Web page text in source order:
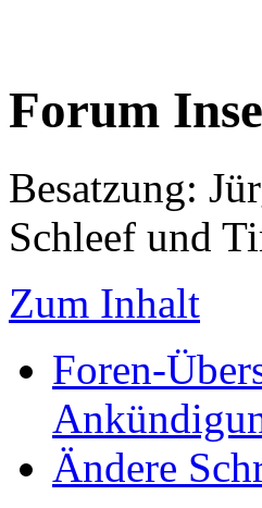
Forum
Besatzung:
Schleef und
Zum Inhalt
Foren-
Ändere